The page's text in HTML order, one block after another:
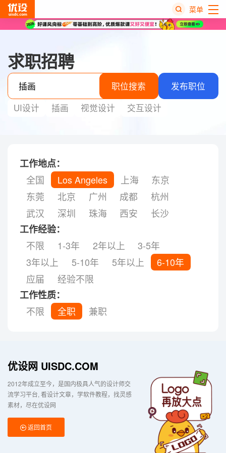
菜单
求职招聘
职位搜索
发布职位
UI设计
插画 视觉设计 交互设计
工作地点：
全国
Los Angeles 上海
东京
东莞
北京 广州 成都
杭州
武汉
深圳 珠海 西安
长沙
工作经验：
不限
1-3年 2年以上
3-5年
3年以上
5-10年 5年以上
6-10年
应届
经验不限
工作性质：
不限
全职 兼职
优设网 UISDC.COM
2012年成立至今，是国内极具人气的设计师交
流学习平台 看设计文章，学软件教程，找灵感
素材，尽在优设网
返回首页